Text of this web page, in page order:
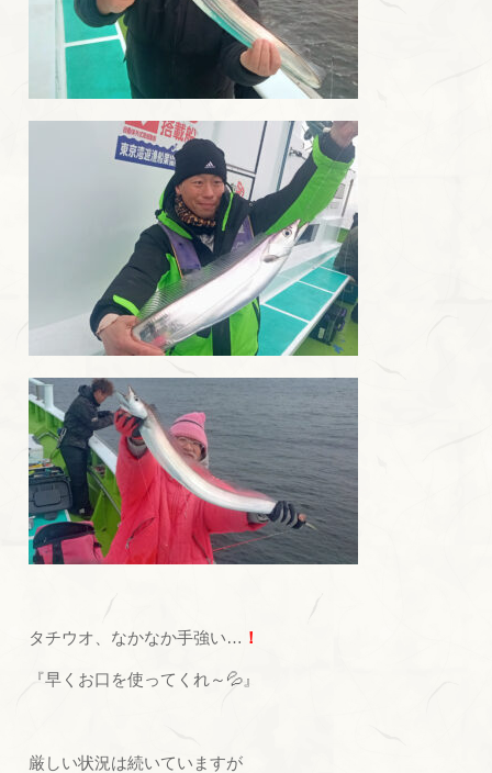
タチウオ、なかなか手強い… ！
『早くお口を使ってくれ～💦』
厳しい状況は続いていますが